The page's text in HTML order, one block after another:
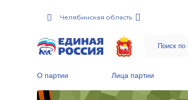
Челябинская область
О партии Лица партии